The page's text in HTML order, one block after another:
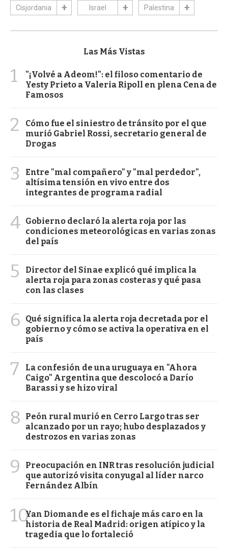
Cisjordania Israel Palestina
Las Más Vistas
1
"¡Volvé a Adeom!": el filoso comentario de
Yesty Prieto a Valeria Ripoll en plena Cena de
Famosos
2
Cómo fue el siniestro de tránsito por el que
murió Gabriel Rossi, secretario general de
Drogas
3
Entre "mal compañero" y "mal perdedor",
altísima tensión en vivo entre dos
integrantes de programa radial
4 Gobierno declaró la alerta roja por las
condiciones meteorológicas en varias zonas
del país
5
Director del Sinae explicó qué implica la
alerta roja para zonas costeras y qué pasa
con las clases
6
Qué significa la alerta roja decretada por el
gobierno y cómo se activa la operativa en el
país
7
La confesión de una uruguaya en "Ahora
Caigo" Argentina que descolocó a Darío
Barassi y se hizo viral
8
Peón rural murió en Cerro Largo tras ser
alcanzado por un rayo; hubo desplazados y
destrozos en varias zonas
9
Preocupación en INR tras resolución judicial
que autorizó visita conyugal al líder narco
Fernández Albín
10Yan Diomande es el fichaje más caro en la
historia de Real Madrid: origen atípico y la
tragedia que lo fortaleció